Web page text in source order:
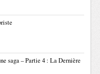
saga – Partie 4 : La Dernière